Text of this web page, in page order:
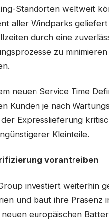
Standorten weltweit
aller Windparks
durch eine
zu
neuen Service Time
Kunden je nach
der Expresslieferung
Kleinteile.
vorantreiben
investiert weiterhin
und baut ihre Präsenz
neuen europäischen